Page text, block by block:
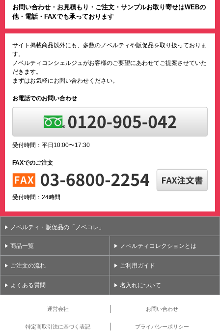
お問い合わせ・お見積もり・ご注文・サンプルお取り寄せはWEBの
他・電話・FAXでも承っております
サイト掲載商品以外にも、多数のノベルティや販促品を取り扱っておりま
す。
ノベルティコンシェルジュがお客様のご要望にあわせてご提案させていた
だきます。
まずはお気軽にお問い合わせください。
お電話でのお問い合わせ
受付時間：平日10:00〜17:30
FAXでのご注文
受付時間：24時間
ノベルティ・販促品の「ノベコレ」
商品一覧 ノベルティコレクションとは
ご注文の流れ ご利用ガイド
よくある質問 名入れについて
運営会社 お問い合わせ
特定商取引法に基づく表記 プライバシーポリシー